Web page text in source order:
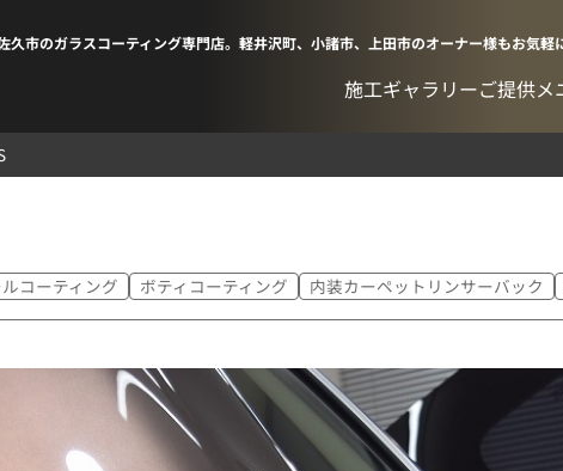
久市のガラスコーティング専門店。軽井沢町、小諸市、上田市のオーナー様もお気軽
施工ギャラリーご提供メ
コーティング ボティコーティング 内装カーペットリンサーバック